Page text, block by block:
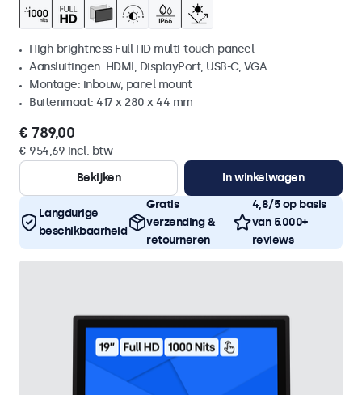
High brightness Full HD multi-touch paneel
Aansluitingen: HDMI, DisplayPort, USB-C, VGA
Montage: inbouw, panel mount
Buitenmaat: 417 x 280 x 44 mm
€ 789,00
€ 954,69 incl. btw
Bekijken
In winkelwagen
Langdurige
beschikbaarheid
Gratis
verzending &
retourneren
4,8/5 op basis
van 5.000+
reviews